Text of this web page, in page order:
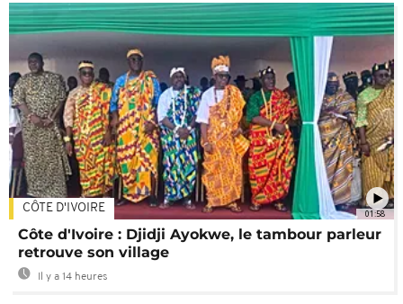
01:58
CÔTE D'IVOIRE
Côte d'Ivoire : Djidji Ayokwe, le tambour parleur
retrouve son village
Il y a 14 heures